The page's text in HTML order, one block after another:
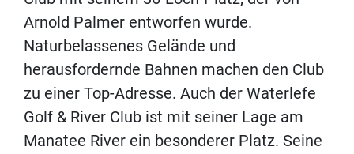
Arnold Palmer entworfen wurde.
Naturbelassenes Gelände und
herausfordernde Bahnen machen den Club
zu einer Top-Adresse. Auch der Waterlefe
Golf & River Club ist mit seiner Lage am
Manatee River ein besonderer Platz. Seine